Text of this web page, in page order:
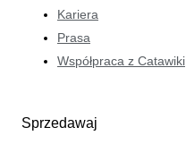
Kariera
Prasa
Współpraca z Catawiki
Sprzedawaj